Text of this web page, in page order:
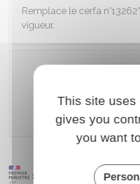
Remplace le cerfa
vigueur.
Ministère
This site uses
gives you
you want